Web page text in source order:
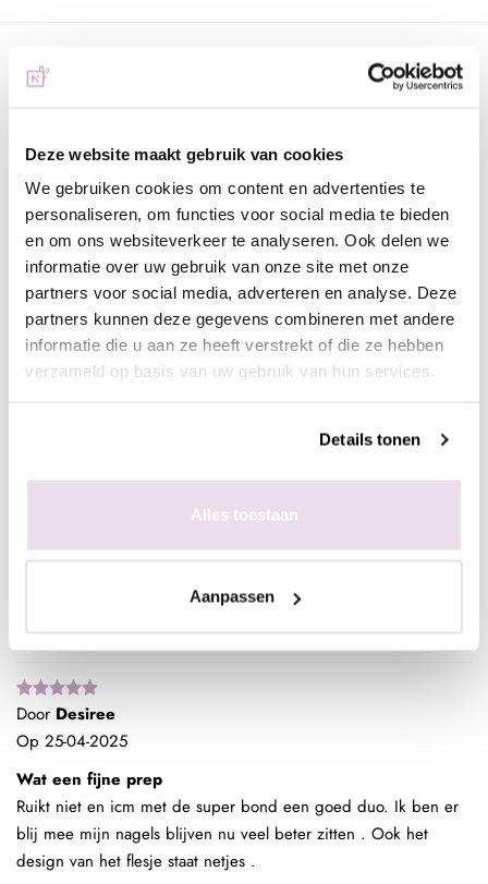
Deze website maakt gebruik van cookies
We gebruiken cookies om content en advertenties te
personaliseren, om functies voor social media te bieden
en om ons websiteverkeer te analyseren. Ook delen we
informatie over uw gebruik van onze site met onze
partners voor social media, adverteren en analyse. Deze
partners kunnen deze gegevens combineren met andere
informatie die u aan ze heeft verstrekt of die ze hebben
verzameld op basis van uw gebruik van hun services.
Details tonen
Alles toestaan
Aanpassen
Klantenreviews
Gebaseerd op 11 reviews
Door Kelly
Op 11-03-2026
Topcombi
De prep gebruiken voordat je gaat lakken met de urban nails
producten zorgen echt voor een topcombi die perfect blijft
zitten!
Op 08-12-2025
Krijg nooit klachten van klanten dat lak loslaat mede
namens de prep
blijf zeker magic prep gebruiken. Het kan veel problemen met
loslaten van product voorkomen.
Door Desiree
Op 25-04-2025
Wat een fijne prep
Ruikt niet en icm met de super bond een goed duo. Ik ben er
blij mee mijn nagels blijven nu veel beter zitten . Ook het
design van het flesje staat netjes .